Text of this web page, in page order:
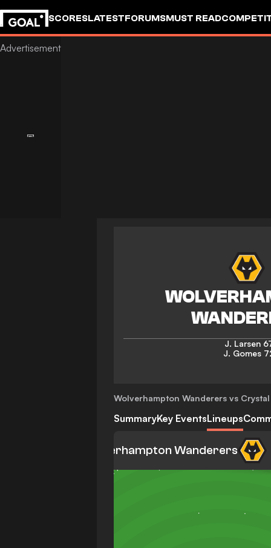
SCORESLATESTFORUMSMUST READ
J. Larsen
J. Gomes
Wolverhampton Wanderers vs Crystal
SummaryKey EventsLineups
Wolverhampton Wanderers